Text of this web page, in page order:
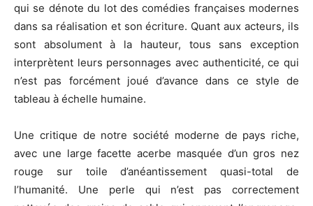
qui se dénote du lot des comédies françaises modernes
dans sa réalisation et son écriture. Quant aux acteurs, ils
sont absolument à la hauteur, tous sans exception
interprètent leurs personnages avec authenticité, ce qui
n’est pas forcément joué d’avance dans ce style de
tableau à échelle humaine.
Une critique de notre société moderne de pays riche,
avec une large facette acerbe masquée d’un gros nez
rouge sur toile d’anéantissement quasi-total de
l’humanité. Une perle qui n’est pas correctement